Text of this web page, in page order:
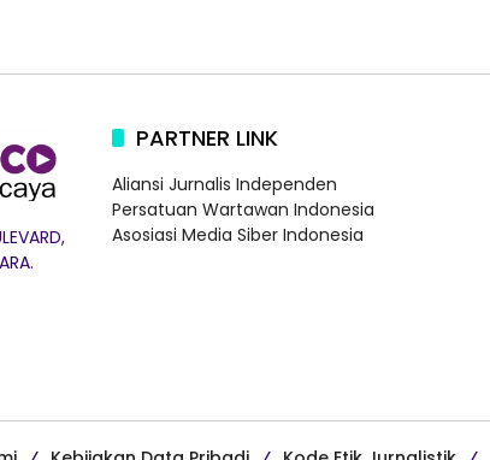
PARTNER LINK
Aliansi Jurnalis Independen
Persatuan Wartawan Indonesia
Asosiasi Media Siber Indonesia